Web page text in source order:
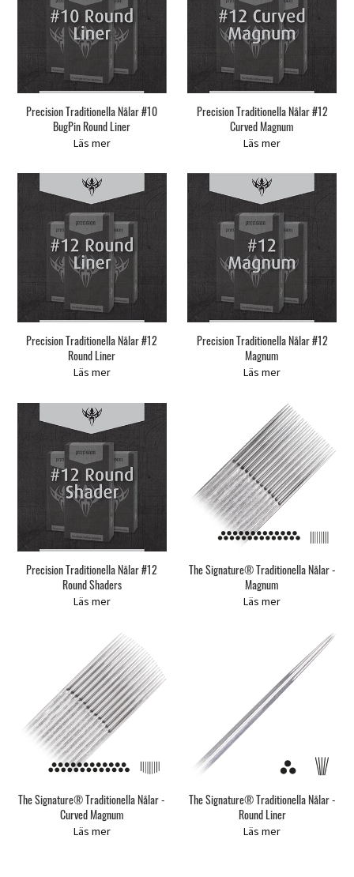
Precision Traditionella Nålar #10
BugPin Round Liner
Läs mer
Precision Traditionella Nålar #12
Curved Magnum
Läs mer
Precision Traditionella Nålar #12
Round Liner
Läs mer
Precision Traditionella Nålar #12
Magnum
Läs mer
Precision Traditionella Nålar #12
Round Shaders
Läs mer
The Signature® Traditionella Nålar -
Magnum
Läs mer
The Signature® Traditionella Nålar -
Curved Magnum
Läs mer
The Signature® Traditionella Nålar -
Round Liner
Läs mer